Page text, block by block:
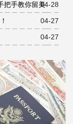
04-28
把手教你留美
04-27
04-27